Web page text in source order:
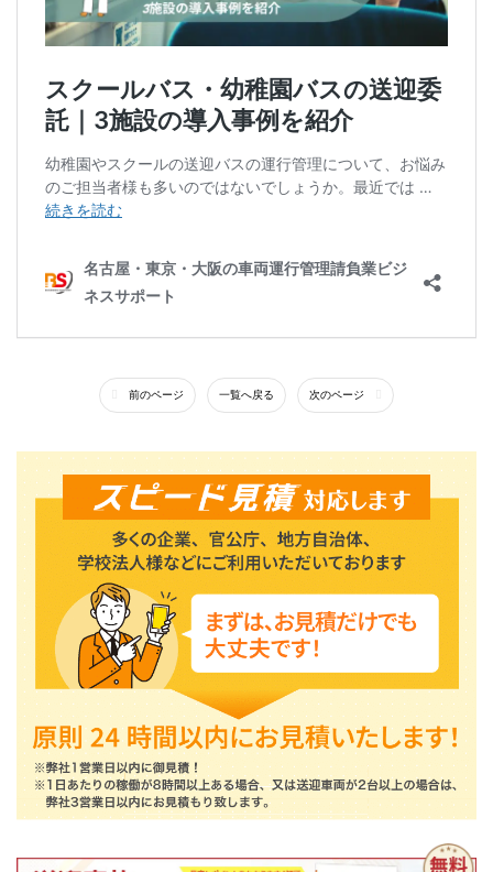
前のページ 一覧へ戻る 次のページ